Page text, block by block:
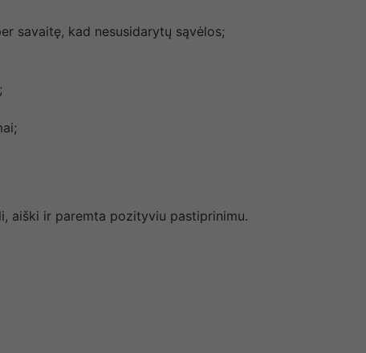
savaitę, kad nesusidarytų sąvėlos;
aiški ir paremta pozityviu pastiprinimu.